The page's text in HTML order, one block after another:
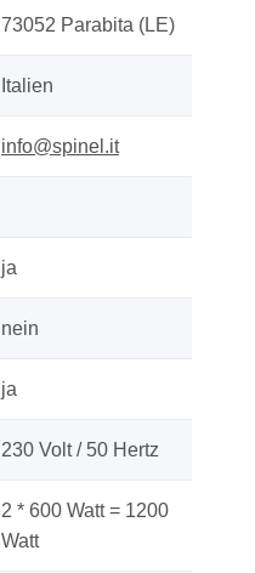
73052 Parabita (LE)
Italien
info@spinel.it
ja
nein
ja
230 Volt / 50 Hertz
2 * 600 Watt = 1200
Watt